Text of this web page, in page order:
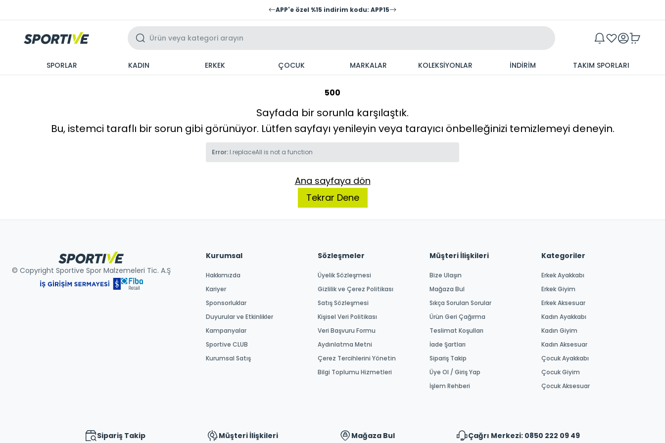
APP'e özel %15 indirim kodu: APP15
SPORLAR KADIN ERKEK ÇOCUK MARKALAR KOLEKSİYONLAR İNDİRİM TAKIM SPORLARI
500
Sayfada bir sorunla karşılaştık.
Bu, istemci taraflı bir sorun gibi görünüyor. Lütfen sayfayı yenileyin veya tarayıcı önbelleğinizi temizlemeyi deneyin.
Error: l.replaceAll is not a function
Ana sayfaya dön
Tekrar Dene
© Copyright Sportive Spor Malzemeleri Tic. A.Ş
Kurumsal
Hakkımızda
Kariyer
Sponsorluklar
Duyurular ve Etkinlikler
Kampanyalar
Sportive CLUB
Kurumsal Satış
Sözleşmeler
Üyelik Sözleşmesi
Gizlilik ve Çerez Politikası
Satış Sözleşmesi
Kişisel Veri Politikası
Veri Başvuru Formu
Aydınlatma Metni
Çerez Tercihlerini Yönetin
Bilgi Toplumu Hizmetleri
Müşteri İlişkileri
Bize Ulaşın
Mağaza Bul
Sıkça Sorulan Sorular
Ürün Geri Çağırma
Teslimat Koşulları
İade Şartları
Sipariş Takip
Üye Ol / Giriş Yap
İşlem Rehberi
Kategoriler
Erkek Ayakkabı
Erkek Giyim
Erkek Aksesuar
Kadın Ayakkabı
Kadın Giyim
Kadın Aksesuar
Çocuk Ayakkabı
Çocuk Giyim
Çocuk Aksesuar
Sipariş Takip Müşteri İlişkileri Mağaza Bul Çağrı Merkezi: 0850 222 09 49